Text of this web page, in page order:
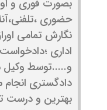
بصورت فوری و
حضوری
نگارش تمامی
اداری ؛دادخواست
و.‌‌‌‌‌....‌توسط
دادگستری
بهترین و درست